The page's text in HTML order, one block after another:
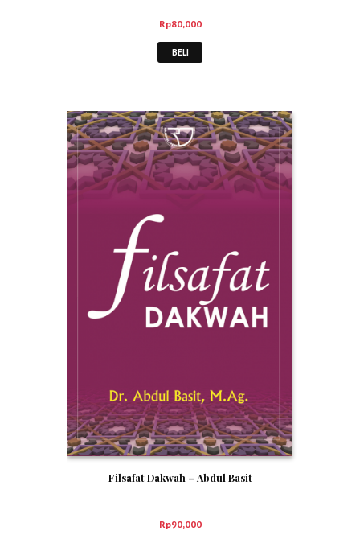
Rp80,000
BELI
Filsafat Dakwah – Abdul Basit
Rp90,000